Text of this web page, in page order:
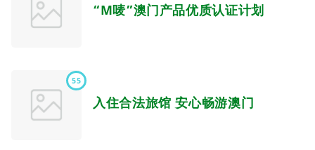
“M唛”澳门产品优质认证计划
55
入住合法旅馆 安心畅游澳门